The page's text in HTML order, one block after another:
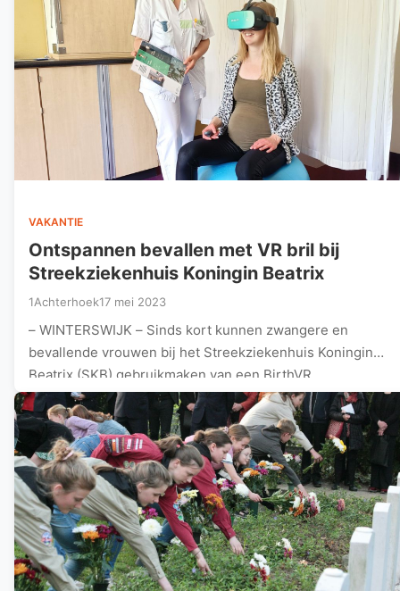
VAKANTIE
Ontspannen bevallen met VR bril bij
Streekziekenhuis Koningin Beatrix
1Achterhoek17 mei 2023
– WINTERSWIJK – Sinds kort kunnen zwangere en
bevallende vrouwen bij het Streekziekenhuis Koningin
Beatrix (SKB) gebruikmaken van een BirthVR…